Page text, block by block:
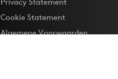
Cookie Statement
Algemene Voorwaarden